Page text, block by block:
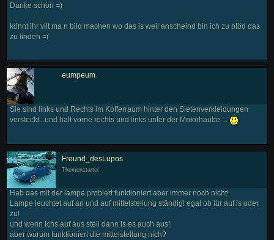
Danke schön =)
könnt ihr vllt ma n bild machen wo das is weil anscheind bin ich zu blöd das
zu finden =(
eumpeum
Sie sind links und Rechts im Kofferraum hinter den Sietenverkleidungen
versteckt...und halt vorne rechts und links unter der Motorhaube ...
Freund_desLupos
Themenstarter
Hab das mit der lampe probiert funktioniert aber immer noch nicht!
Lampe leuchtet auf an und auf mittelstellung ständig! egal ob tür auf is oder
zu!
und wenn ichs auf aus stell dann is es auch aus!
aber warum funktioniert die mittelstellung nich?